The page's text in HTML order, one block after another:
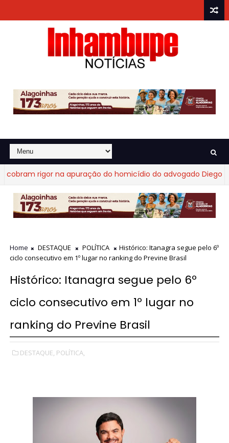
rigor na apuração do homicídio do advogado Diego
Home DESTAQUE POLÍTICA
Histórico: Itanagra segue pelo 6º
ciclo consecutivo em 1º lugar no ranking do Previne Brasil
Histórico: Itanagra segue pelo 6º
ciclo consecutivo em 1º lugar no
ranking do Previne Brasil
DESTAQUE, POLÍTICA,